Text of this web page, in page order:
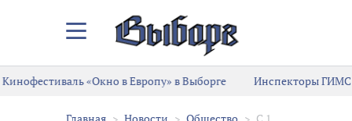
Закрыть/
меню
Кинофестиваль «Окно в Европу» в Выборге
Инспекторы ГИМС
Главная Новости Общество
С 1